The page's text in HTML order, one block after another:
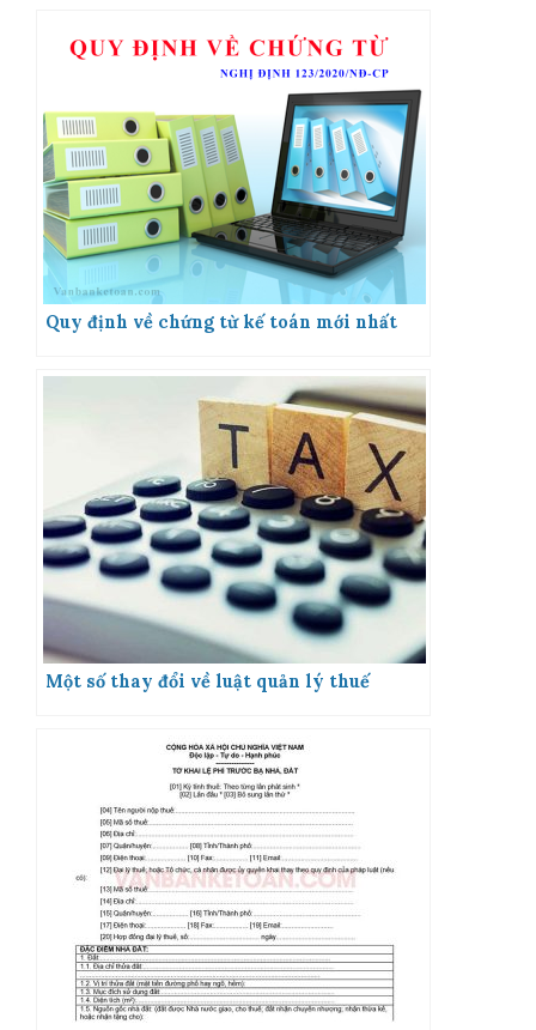
Quy định về chứng từ kế toán mới nhất
Một số thay đổi về luật quản lý thuế